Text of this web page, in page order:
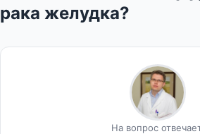
рака желудка?
На вопрос